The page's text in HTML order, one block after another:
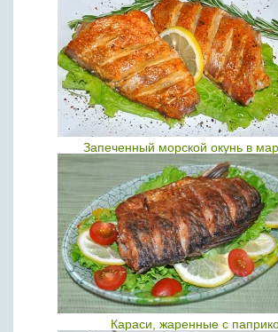
Запеченный морской окунь в
Караси, жаренные с